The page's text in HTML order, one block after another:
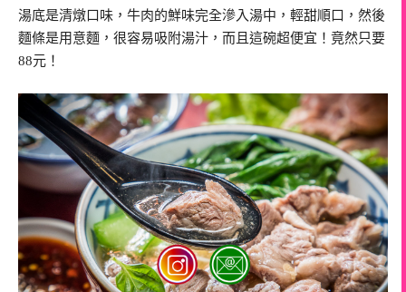
湯底是清燉口味，牛肉的鮮味完全滲入湯中，輕甜順口，然後
麵條是用意麵，很容易吸附湯汁，而且這碗超便宜！竟然只要
88元！